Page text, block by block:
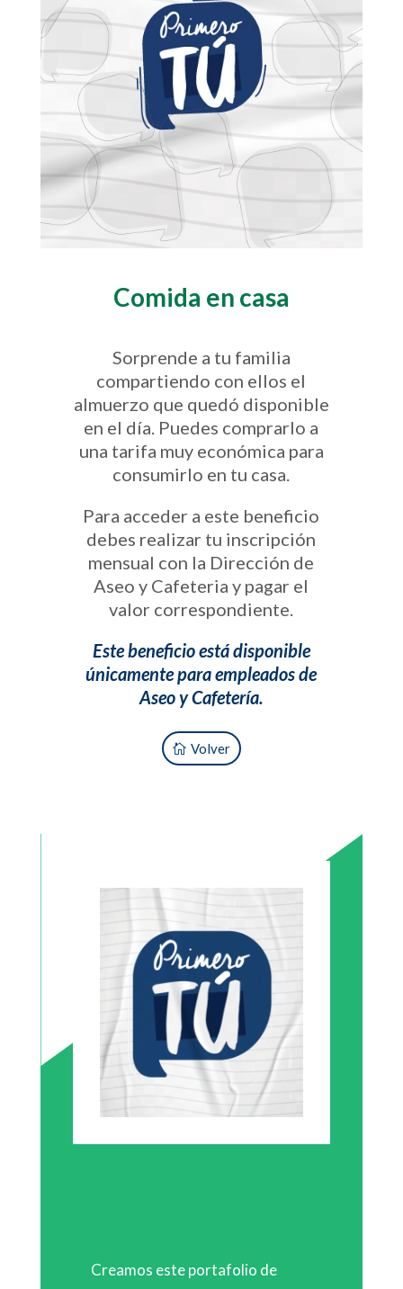
Comida en casa
Sorprende a tu familia
compartiendo con ellos el
almuerzo que quedó disponible
en el día. Puedes comprarlo a
una tarifa muy económica para
consumirlo en tu casa.
Para acceder a este beneficio
debes realizar tu inscripción
mensual con la Dirección de
Aseo y Cafeteria y pagar el
valor correspondiente.
Este beneficio está disponible
únicamente para empleados de
Aseo y Cafetería.
Volver
Creamos este portafolio de